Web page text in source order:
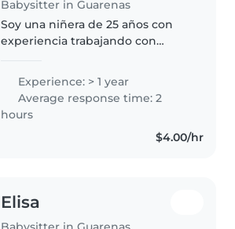
Babysitter in Guarenas
Soy una niñera de 25 años con
experiencia trabajando con
Soy responsable, paciente y
tengo un espíritu creativo.
Puedo ayudar con una variedad
Experience: > 1 year
Average response time: 2
hours
$4.00/hr
Elisa